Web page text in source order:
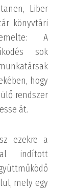
Liber
könyvtári
A
sok
hogy
rendszer
át.
ezekre a
indított
mely egy